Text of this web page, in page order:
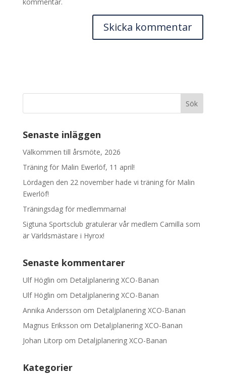
Senaste inläggen
Välkommen till årsmöte, 2026
Träning för Malin Ewerlöf, 11 april!
Lördagen den 22 november hade vi träning för Malin
Ewerlöf!
Träningsdag för medlemmarna!
Sigtuna Sportsclub gratulerar vår medlem Camilla som
är Världsmästare i Hyrox!
Senaste kommentarer
Ulf Höglin om Detaljplanering XCO-Banan
Ulf Höglin om Detaljplanering XCO-Banan
Annika Andersson om Detaljplanering XCO-Banan
Magnus Eriksson om Detaljplanering XCO-Banan
Johan Litorp om Detaljplanering XCO-Banan
Kategorier